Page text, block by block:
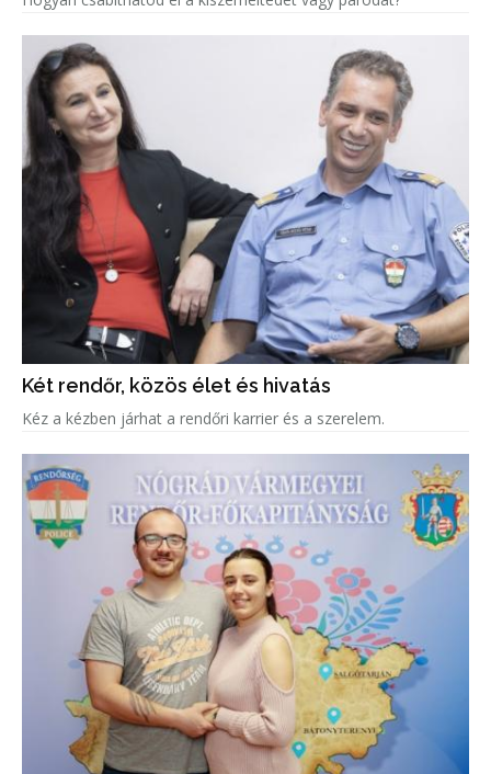
Két rendőr, közös élet és hivatás
Kéz a kézben járhat a rendőri karrier és a szerelem.